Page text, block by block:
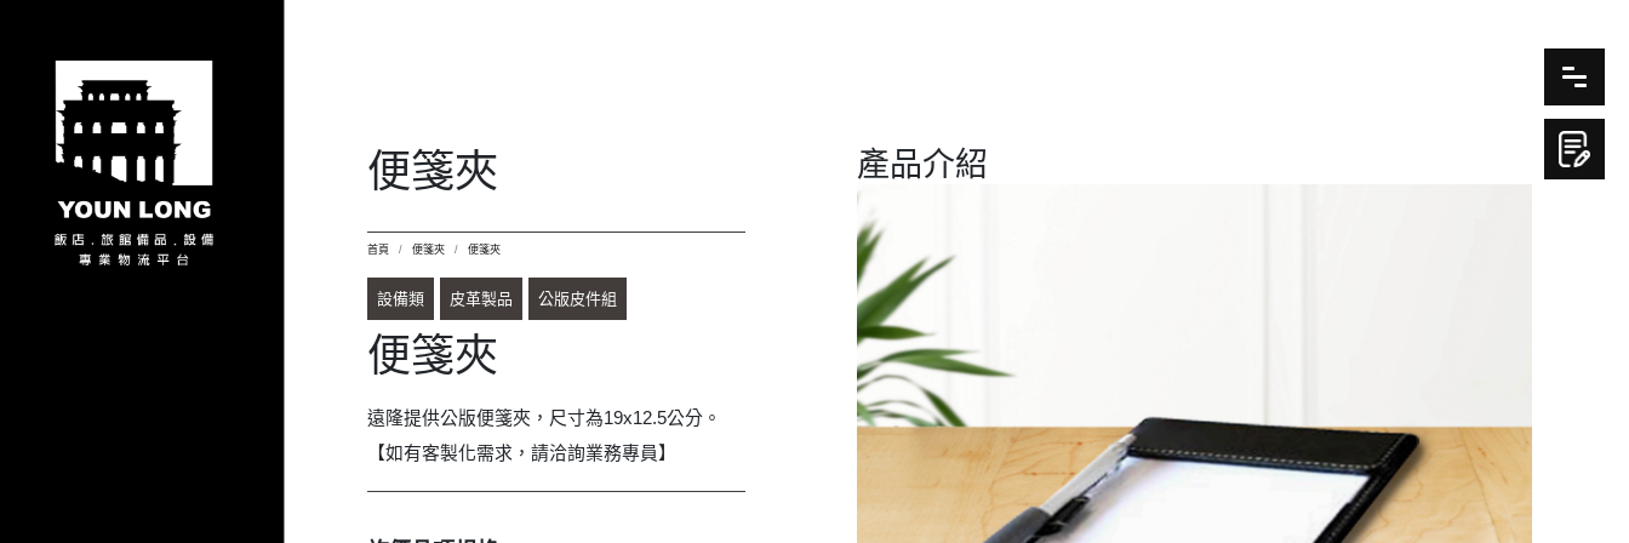
便箋夾
首頁 便箋夾 便箋夾
設備類 皮革製品 公版皮件組
便箋夾
遠隆提供公版便箋夾，尺寸為19x12.5公分。
【如有客製化需求，請洽詢業務專員】
產品介紹